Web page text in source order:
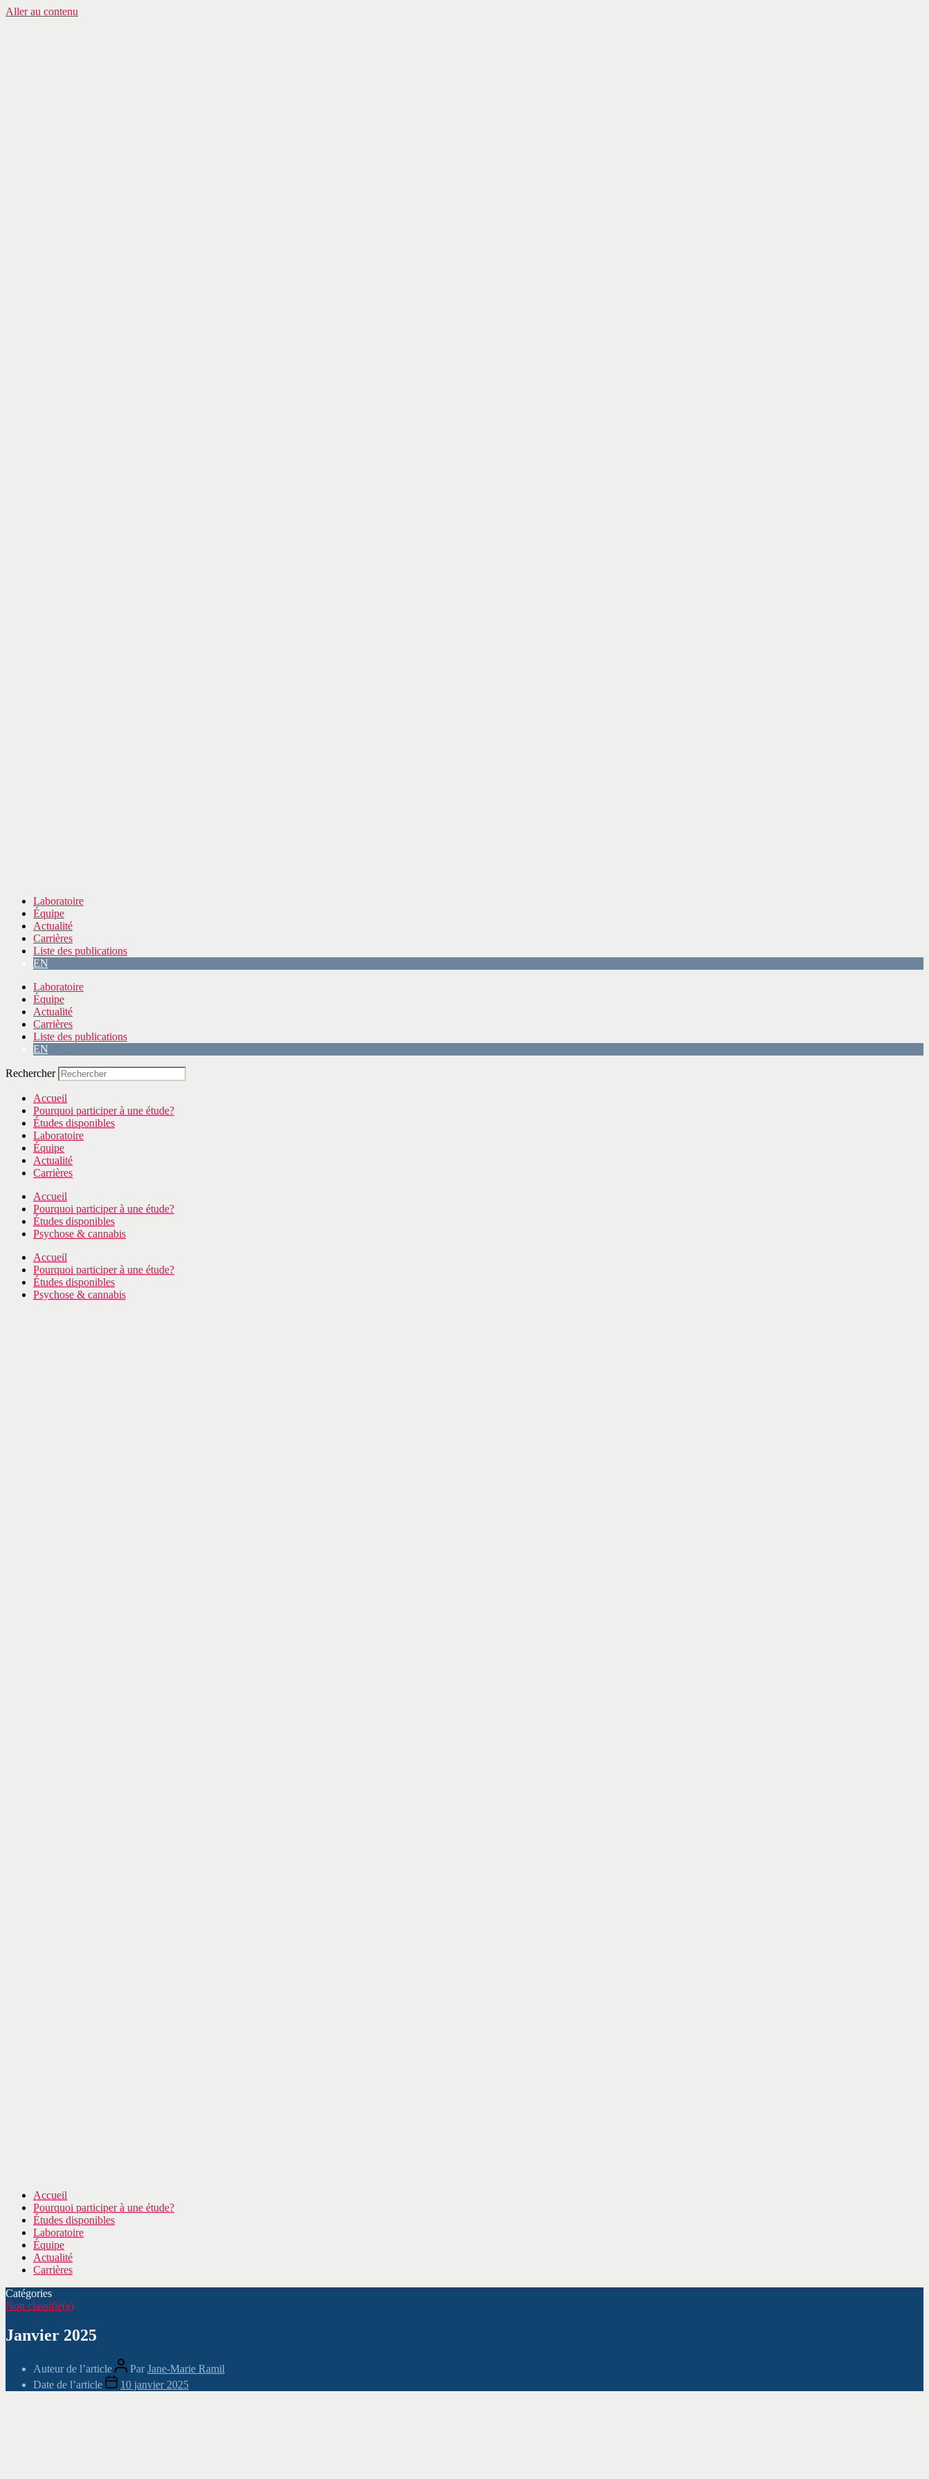
Aller au contenu
Laboratoire
Équipe
Actualité
Carrières
Liste des publications
EN
Laboratoire
Équipe
Actualité
Carrières
Liste des publications
EN
Rechercher
Accueil
Pourquoi participer à une étude?
Études disponibles
Laboratoire
Équipe
Actualité
Carrières
Accueil
Pourquoi participer à une étude?
Études disponibles
Psychose & cannabis
Accueil
Pourquoi participer à une étude?
Études disponibles
Psychose & cannabis
Accueil
Pourquoi participer à une étude?
Études disponibles
Laboratoire
Équipe
Actualité
Carrières
Catégories
Non classifié(e)
Janvier 2025
Auteur de l’article ParJane-Marie Ramil
Date de l’article
10 janvier 2025